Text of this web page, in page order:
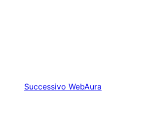
Successivo WebAura